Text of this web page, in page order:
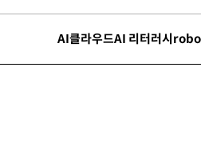
AI클라우드AI 리터러시